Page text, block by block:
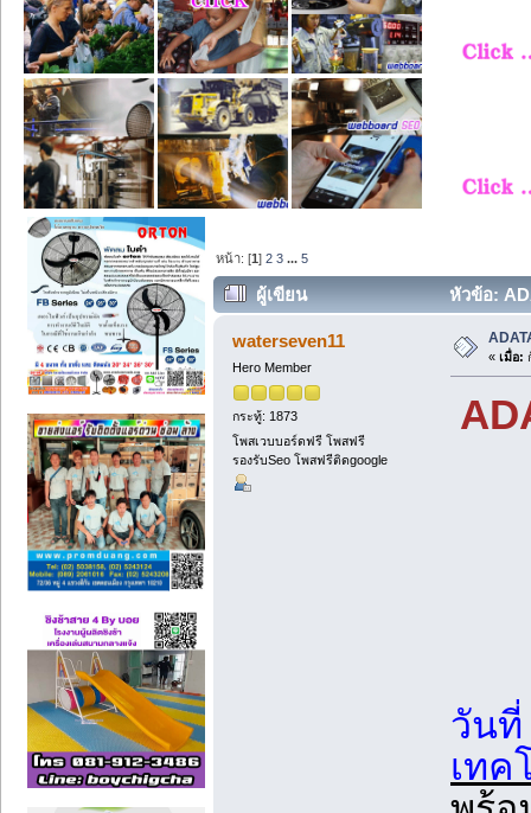
หน้า: [1]2 3 ...5
ผู้เขียน หัวข้อ:
waterseven11
Hero Member
กระทู้: 1873
โพสเวบบอร์ดฟรี โพสฟรี
รองรับSeo โพสฟรีติดgoogle
« เมื่อ:
วันที่
เทค